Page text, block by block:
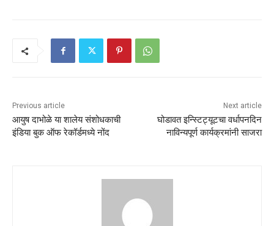
Previous article
आयुष दाभोळे या शालेय संशोधकाची
इंडिया बुक ऑफ रेकॉर्डमध्ये नोंद
Next article
घोडावत इन्स्टिट्यूटचा वर्धापनदिन
नाविन्यपूर्ण कार्यक्रमांनी साजरा